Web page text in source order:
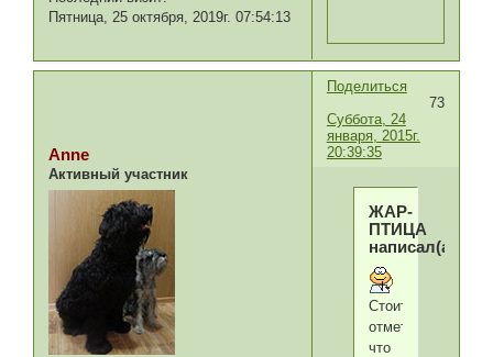
Пятница, 25 октября, 2019г. 07:54:13
Поделиться
73
Суббота, 24
января, 2015г.
20:39:35
Anne
Активный участник
ЖАР-
ПТИЦА
написал(а):
Стоит
отметить,
что